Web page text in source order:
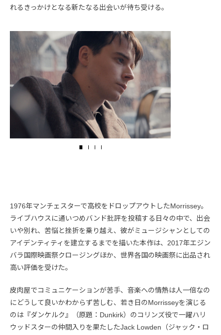
れるきっかけとなる新たなる出会いが待ち受ける。
1976年マンチェスターで高校をドロップアウトしたMorrissey。
ライブハウスに通いつめバンド批評を投稿する日々の中で、出会
いや別れ、苦悩と挫折を乗り越え、彼がミュージシャンとしての
アイデンティティを建立するまでを描いた本作は、2017年エジン
バラ国際映画祭クロージングほか、世界各国の映画祭に出品され
高い評価を受けた。
皮肉屋でコミュニケーションが苦手、音楽への情熱は人一倍なの
にどうして良いかわからず苦しむ、若き日のMorrisseyを演じる
のは『ダンケルク』（原題：Dunkirk）のコリンズ役で一躍ハリ
ウッドスターの仲間入りを果たしたJack Lowden（ジャック・ロ